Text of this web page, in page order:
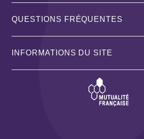
QUESTIONS FRÉQUENTES
INFORMATIONS DU SITE